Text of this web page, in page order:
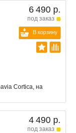
6 490 р.
под заказ
В корзину
Cortica, на
4 490 р.
под заказ